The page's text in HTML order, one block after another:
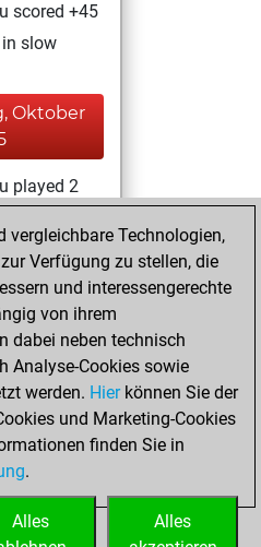
scored +45
in slow
Oktober
played 2
scored +0
9,
played 1
Play
scored +0
bullet
vergleichbare Technologien,
Verfügung zu stellen, die
und interessengerechte
von ihrem
dabei neben technisch
Analyse-Cookies sowie
werden. Hierkönnen Sie der
und Marketing-Cookies
finden Sie in
.
Alles
Alles